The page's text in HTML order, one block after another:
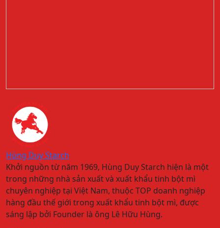
Hùng Duy Starch
Khởi nguồn từ năm 1969, Hùng Duy Starch hiện là một
trong những nhà sản xuất và xuất khẩu tinh bột mì
chuyên nghiệp tại Việt Nam, thuộc TOP doanh nghiệp
hàng đầu thế giới trong xuất khẩu tinh bột mì, được
sáng lập bởi Founder là ông Lê Hữu Hùng.